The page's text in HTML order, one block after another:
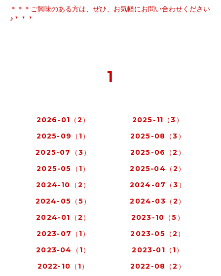
＊＊＊ご興味のある方は、ぜひ、お気軽にお問い合わせください
♪＊＊＊
1
2026-01（2）
2025-11（3）
2025-09（1）
2025-08（3）
2025-07（3）
2025-06（2）
2025-05（1）
2025-04（2）
2024-10（2）
2024-07（3）
2024-05（5）
2024-03（2）
2024-01（2）
2023-10（5）
2023-07（1）
2023-05（2）
2023-04（1）
2023-01（1）
2022-10（1）
2022-08（2）